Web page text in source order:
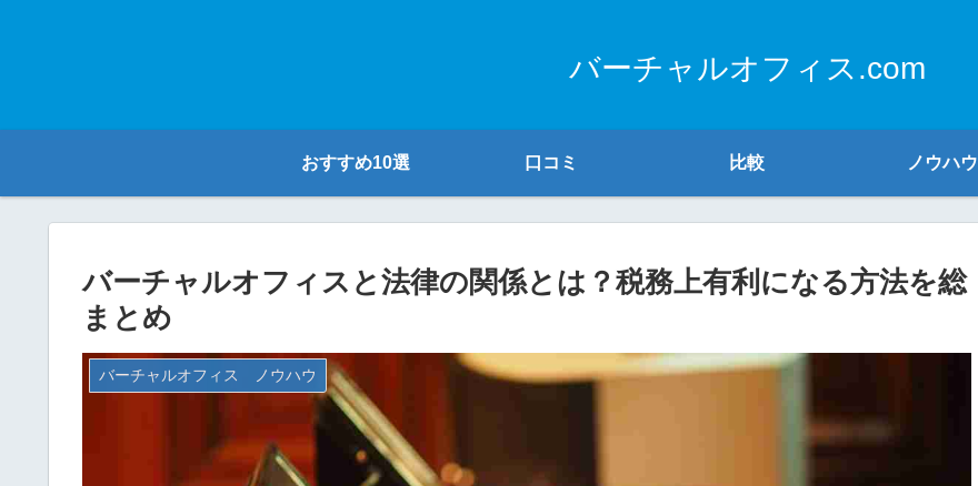
バーチャルオフィス.com
おすすめ10選 口コミ 比較 ノウハウ
バーチャルオフィスと法律の関係とは？税務上有利になる方法を総
まとめ
バーチャルオフィス ノウハウ